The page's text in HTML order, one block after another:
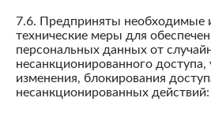
7.6. Предприняты необходимые
технические меры для
персональных данных от
несанкционированного
изменения, блокирования
несанкционированных действий: